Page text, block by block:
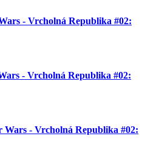
- Vrcholná Republika #02:
- Vrcholná Republika #02:
Wars - Vrcholná Republika #02: